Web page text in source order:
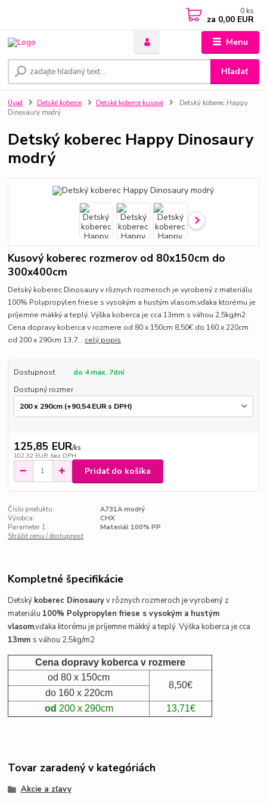
Menu
Hľadať
0 ks
za 0,00 EUR
Úvod Detské koberce Detské koberce kusové
Detský koberec Happy
Dinosaury modrý
Detský koberec Happy Dinosaury
modrý
Kusový koberec rozmerov od 80x150cm do
300x400cm
Detský koberec Dinosaury v rôznych rozmeroch je vyrobený z materiálu
100% Polypropylen friese s vysokým a hustým vlasom,vďaka ktorému je
príjemne mäkký a teplý. Výška koberca je cca 13mm s váhou 2,5kg/m2
Cena dopravy koberca v rozmere od 80 x 150cm 8,50€ do 160 x 220cm
od 200 x 290cm 13,7... celý popis
Dostupnosť
do 4 max. 7dní
Dostupný rozmer
125,85 EUR/ks
102,32 EUR bez DPH
Pridať do košíka
Číslo produktu:
A731A modrý
Výrobca:
CHX
Parameter 1:
Materiál 100% PP
Strážiť cenu / dostupnosť
Kompletné špecifikácie
Detský koberec Dinosauryv rôznych rozmeroch je vyrobený z
materiálu 100% Polypropylen friese s vysokým a hustým
vlasom,vďaka ktorému je príjemne mäkký a teplý. Výška koberca je cca
13mm s váhou 2,5kg/m2
Cena dopravy koberca v rozmere
od 80 x 150cm
8,50€
do 160 x 220cm
od 200 x 290cm 13,71€
Tovar zaradený v kategóriách
Akcie a zľavy